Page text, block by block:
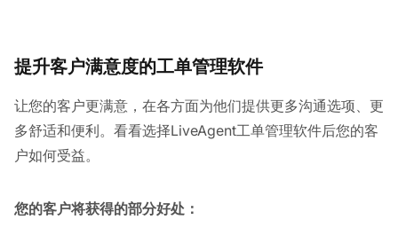
提升客户满意度的工单管理软件
让您的客户更满意，在各方面为他们提供更多沟通选项、更
多舒适和便利。看看选择LiveAgent工单管理软件后您的客
户如何受益。
您的客户将获得的部分好处：